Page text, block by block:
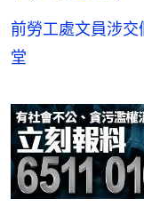
前勞工處文員涉
堂